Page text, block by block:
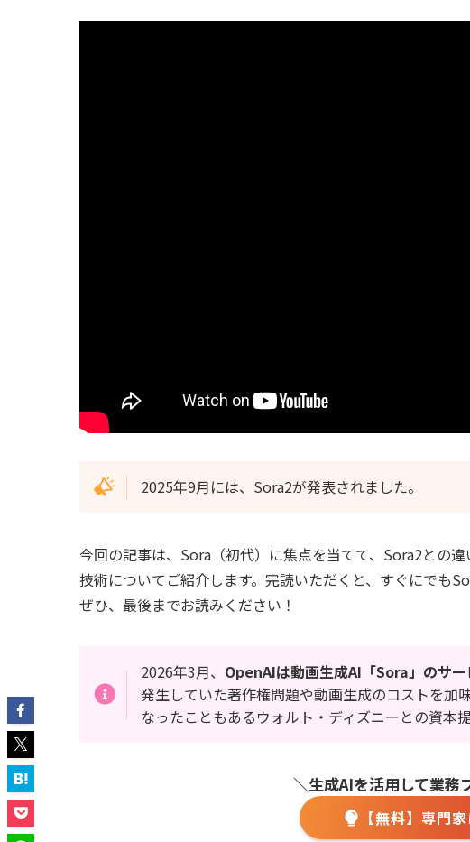
2025年9月には、Sora2が発表されました。
今回の記事は、Sora（初代）に焦点を当てて、Sora2との
技術についてご紹介します。完読いただくと、すぐにで
ぜひ、最後までお読みください！
2026年3月、 OpenAIは動画生成AI「Sora」のサー
発生していた著作権問題や動画生成のコストを加
なったこともあるウォルト・ディズニーとの資本
＼生成AIを活用して業務
【無料】専門